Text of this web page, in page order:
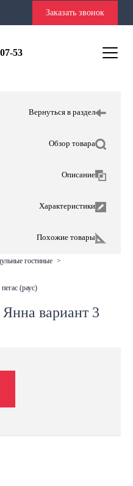
Заказать звонок
53
Вернуться в раздел
Обзор товара
Описание
Характеристики
Похожие товары
гостиные >
(раус)
вариант 3